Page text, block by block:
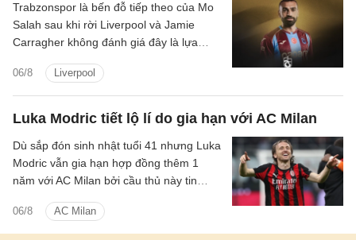
06/8 Liverpool
Trabzonspor là bến đỗ tiếp theo của Mo
Salah sau khi rời Liverpool và Jamie
Carragher không đánh giá đây là lựa
Luka Modric tiết lộ lí do gia hạn với AC Milan
06/8 AC Milan
Dù sắp đón sinh nhật tuổi 41 nhưng Luka
Modric vẫn gia hạn hợp đồng thêm 1
năm với AC Milan bởi cầu thủ này tin
ở đội bóng.